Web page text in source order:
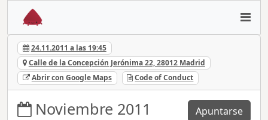
24.11.2011 a las 19:45
Calle de la Concepción Jerónima 22, 28012 Madrid
Abrir con Google Maps
Code of Conduct
Noviembre 2011 Apuntarse